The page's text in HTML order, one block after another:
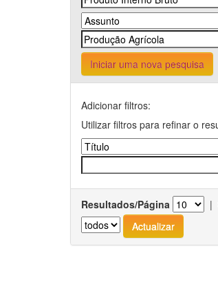
Iniciar uma nova pesquisa
Adicionar filtros:
Utilizar filtros para refinar o
Resultados/Página |